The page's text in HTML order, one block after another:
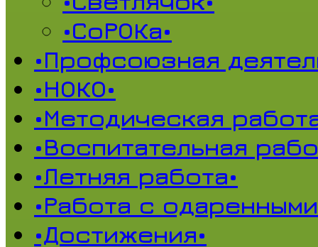
•СоРОКа•
•Профсоюзная
•НОКО•
•Методическая
•Воспитательная
•Летняя работа•
•Работа с
•Достижения•